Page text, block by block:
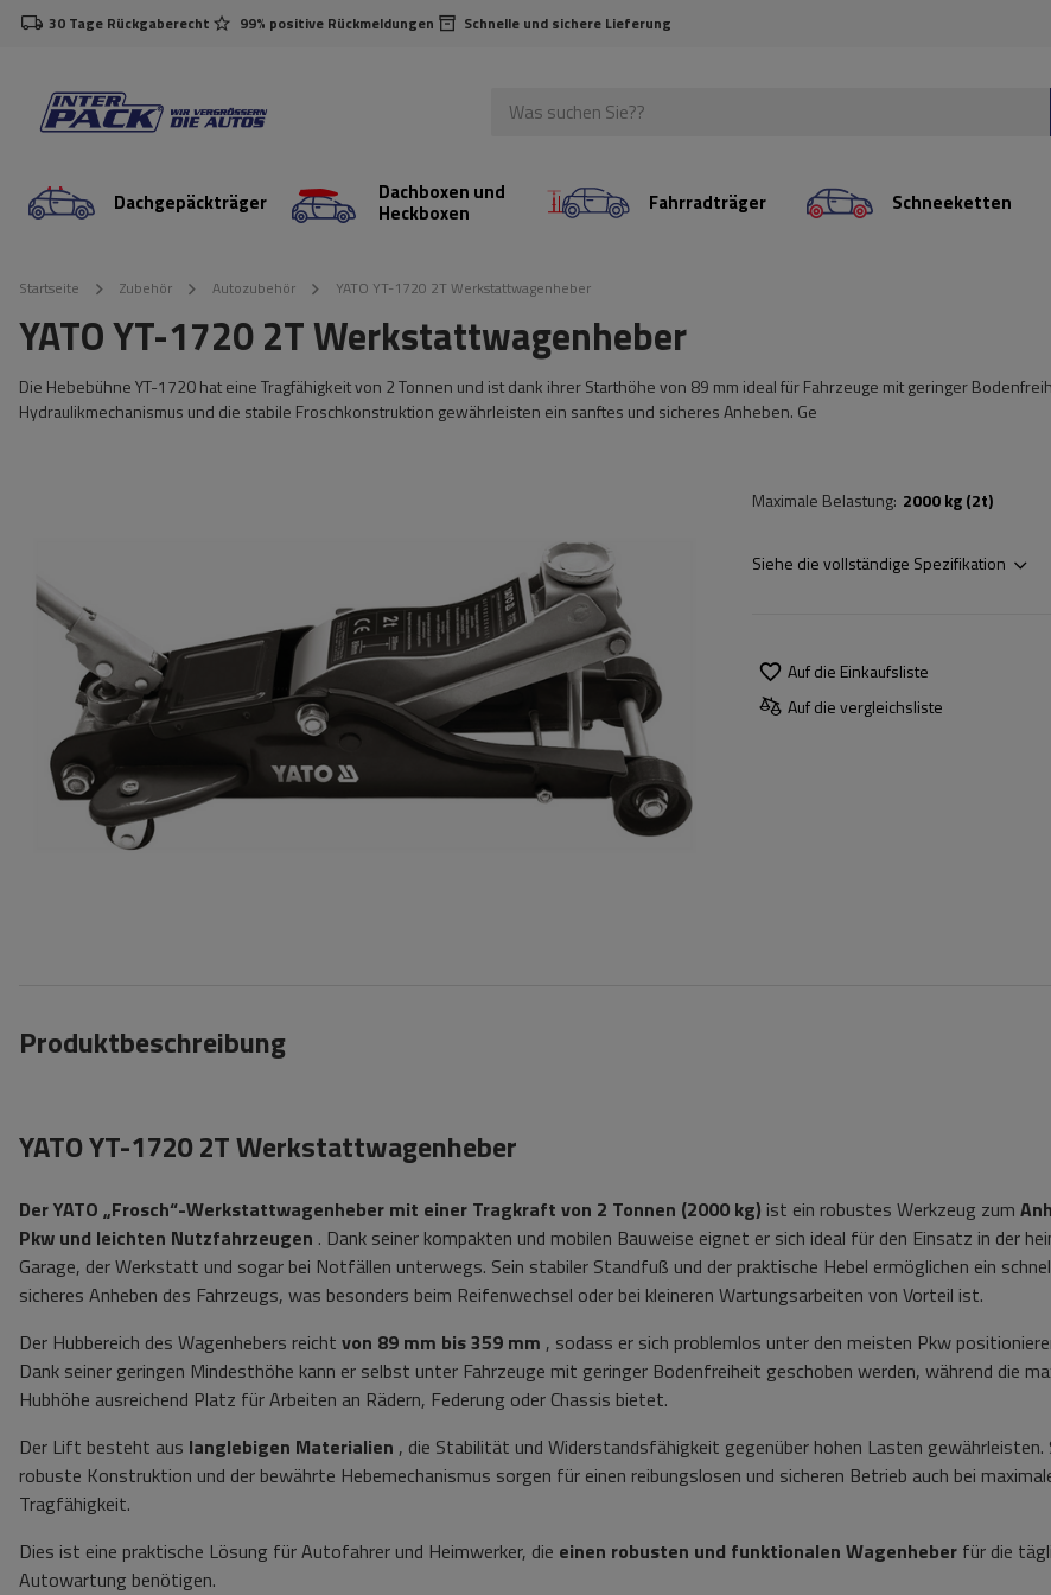
30 Tage Rückgaberecht 99% positive Rückmeldungen Schnelle und sichere Lieferung
Dachgepäckträger Dachboxen und
Heckboxen Fahrradträger Schneeketten
Startseite Zubehör Autozubehör YATO YT-1720 2T Werkstattwagenheber
YATO YT-1720 2T Werkstattwagenheber
Die Hebebühne YT-1720 hat eine Tragfähigkeit von 2 Tonnen und ist dank ihrer Starthöhe von 89 mm ideal für Fahrzeuge mit geringer
Hydraulikmechanismus und die stabile Froschkonstruktion gewährleisten ein sanftes und sicheres Anheben. Ge
Maximale Belastung 2000 kg (2t)
Siehe die vollständige Spezifikation
Auf die Einkaufsliste
Auf die vergleichsliste
Produktbeschreibung
YATO YT-1720 2T Werkstattwagenheber
Der YATO „Frosch“-Werkstattwagenheber mit einer Tragkraft von 2 Tonnen (2000 kg) ist ein robustes Werkzeug zum
Pkw und leichten Nutzfahrzeugen . Dank seiner kompakten und mobilen Bauweise eignet er sich ideal für den Einsatz in der
Garage, der Werkstatt und sogar bei Notfällen unterwegs. Sein stabiler Standfuß und der praktische Hebel ermöglichen ein
sicheres Anheben des Fahrzeugs, was besonders beim Reifenwechsel oder bei kleineren Wartungsarbeiten von Vorteil ist.
Der Hubbereich des Wagenhebers reicht von 89 mm bis 359 mm , sodass er sich problemlos unter den meisten Pkw
Dank seiner geringen Mindesthöhe kann er selbst unter Fahrzeuge mit geringer Bodenfreiheit geschoben werden, während die
Hubhöhe ausreichend Platz für Arbeiten an Rädern, Federung oder Chassis bietet.
Der Lift besteht aus langlebigen Materialien , die Stabilität und Widerstandsfähigkeit gegenüber hohen Lasten gewährleisten.
robuste Konstruktion und der bewährte Hebemechanismus sorgen für einen reibungslosen und sicheren Betrieb auch bei
Tragfähigkeit.
Dies ist eine praktische Lösung für Autofahrer und Heimwerker, die einen robusten und funktionalen Wagenheber für die
Autowartung benötigen.